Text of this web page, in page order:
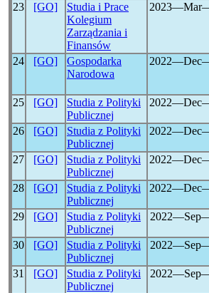
23 [GO]
Studia i Prace
Kolegium
Zarządzania i
Finansów
24 [GO]
Gospodarka
Narodowa
25
[GO]
Studia z Polityki
Publicznej
26
[GO]
Studia z Polityki
Publicznej
27
[GO]
Studia z Polityki
Publicznej
28
[GO]
Studia z Polityki
Publicznej
29
[GO]
Studia z Polityki
Publicznej
30
[GO]
Studia z Polityki
Publicznej
31
[GO]
Studia z Polityki
Publicznej